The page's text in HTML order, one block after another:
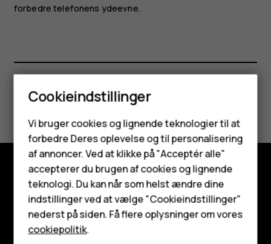
Smartphones
Feature-telefoner
Tilbehør
HMD Terra M
Tablets
forbedre telefonens ydeevne.
Synes du, dette var nyttigt?
Ja Nej
Udforsk
Om
Planet and people
Cookieindstillinger
Vi bruger cookies og lignende teknologier til at
forbedre Deres oplevelse og til personalisering
af annoncer. Ved at klikke på "Acceptér alle"
accepterer du brugen af cookies og lignende
teknologi. Du kan når som helst ændre dine
indstillinger ved at vælge "Cookieindstillinger"
nederst på siden. Få flere oplysninger om vores
cookiepolitik.